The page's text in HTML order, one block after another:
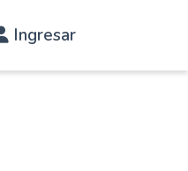
Ingresar